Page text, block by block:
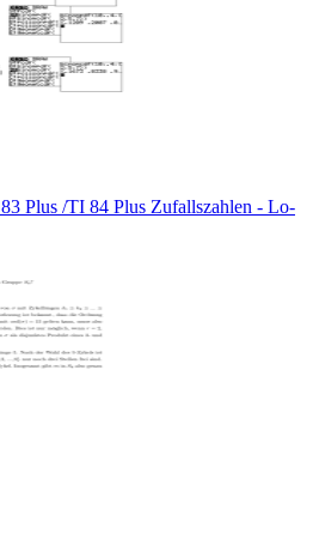
Plus /TI 84 Plus Zufallszahlen - Lo-